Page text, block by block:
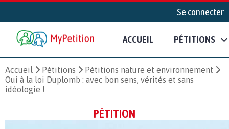
Se connecter
ACCUEIL PÉTITIONS
Accueil Pétitions
Pétitions nature et environnement
Oui à la loi Duplomb : avec bon sens, vérités et sans
idéologie !
PÉTITION